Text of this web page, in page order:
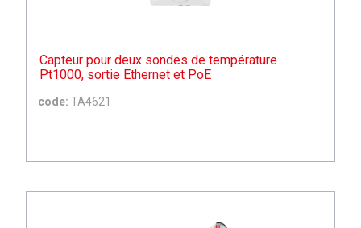
Capteur pour deux sondes de température
Pt1000, sortie Ethernet et PoE
code: TA4621